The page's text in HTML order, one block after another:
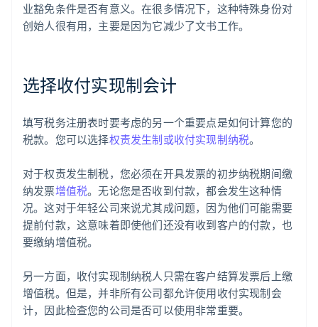
业豁免条件是否有意义。在很多情况下，这种特殊身份对
创始人很有用，主要是因为它减少了文书工作。
选择收付实现制会计
填写税务注册表时要考虑的另一个重要点是如何计算您的
税款。您可以选择权责发生制或收付实现制纳税。
对于权责发生制税，您必须在开具发票的初步纳税期间缴
纳发票增值税。无论您是否收到付款，都会发生这种情
况。这对于年轻公司来说尤其成问题，因为他们可能需要
提前付款，这意味着即使他们还没有收到客户的付款，也
要缴纳增值税。
另一方面，收付实现制纳税人只需在客户结算发票后上缴
增值税。但是，并非所有公司都允许使用收付实现制会
计，因此检查您的公司是否可以使用非常重要。